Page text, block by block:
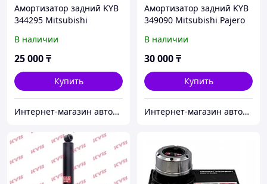
Амортизатор задний KYB
344295 Mitsubishi
В наличии
25 000₸
Купить
Интернет-магазин автозапчастей Parts-shop.kz
Амортизатор задний KYB
349090 Mitsubishi Pajero
В наличии
30 000₸
Купить
Интернет-магазин автозапчастей Parts-shop.kz